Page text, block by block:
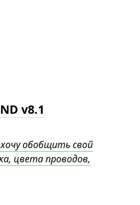
v8.1
обобщить свой
цвета проводов,